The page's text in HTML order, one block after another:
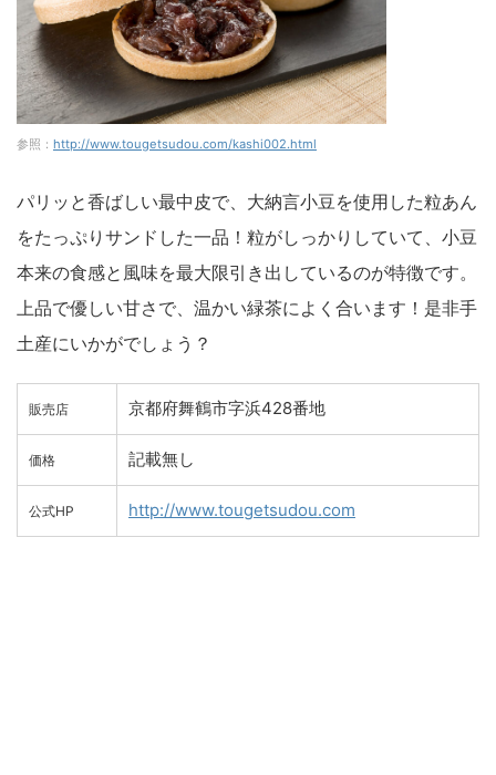
参照： http://www.tougetsudou.com/kashi002.html
パリッと香ばしい最中皮で、大納言小豆を使用した粒あん
をたっぷりサンドした一品！粒がしっかりしていて、小豆
本来の食感と風味を最大限引き出しているのが特徴です。
上品で優しい甘さで、温かい緑茶によく合います！是非手
土産にいかがでしょう？
販売店 京都府舞鶴市字浜428番地
価格 記載無し
公式HP http://www.tougetsudou.com